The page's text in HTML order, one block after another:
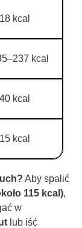
kcal
kcal
kcal
kcal
Aby spalić
115 kcal),
w
lub iść